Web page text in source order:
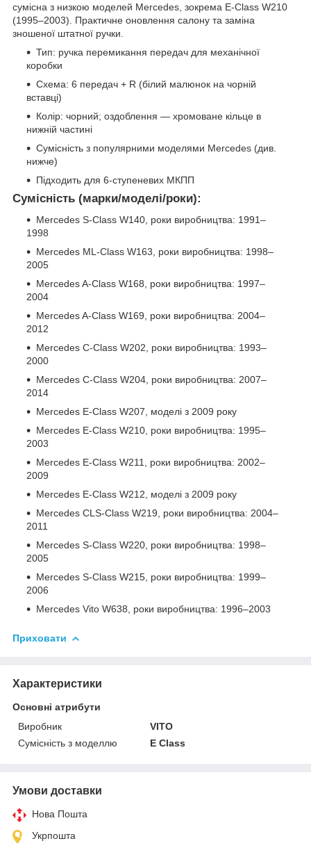
сумісна з низкою моделей Mercedes, зокрема E-Class W210
(1995–2003). Практичне оновлення салону та заміна
зношеної штатної ручки.
Тип: ручка перемикання передач для механічної
коробки
Схема: 6 передач + R (білий малюнок на чорній
вставці)
Колір: чорний; оздоблення — хромоване кільце в
нижній частині
Сумісність з популярними моделями Mercedes (див.
нижче)
Підходить для 6-ступеневих МКПП
Сумісність (марки/моделі/роки):
Mercedes S-Class W140, роки виробництва: 1991–
1998
Mercedes ML-Class W163, роки виробництва: 1998–
2005
Mercedes A-Class W168, роки виробництва: 1997–
2004
Mercedes A-Class W169, роки виробництва: 2004–
2012
Mercedes C-Class W202, роки виробництва: 1993–
2000
Mercedes C-Class W204, роки виробництва: 2007–
2014
Mercedes E-Class W207, моделі з 2009 року
Mercedes E-Class W210, роки виробництва: 1995–
2003
Mercedes E-Class W211, роки виробництва: 2002–
2009
Mercedes E-Class W212, моделі з 2009 року
Mercedes CLS-Class W219, роки виробництва: 2004–
2011
Mercedes S-Class W220, роки виробництва: 1998–
2005
Mercedes S-Class W215, роки виробництва: 1999–
2006
Mercedes Vito W638, роки виробництва: 1996–2003
Приховати
Характеристики
Основні атрибути
Виробник
VITO
Сумісність з моделлю
E Class
Умови доставки
Нова Пошта
Укрпошта